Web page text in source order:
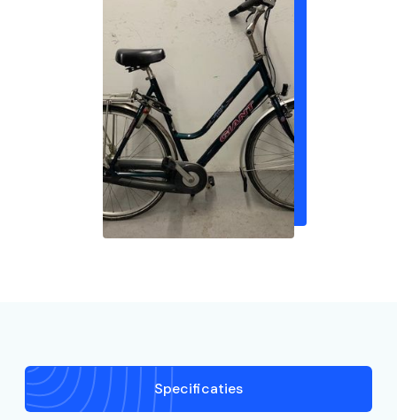
Specificaties